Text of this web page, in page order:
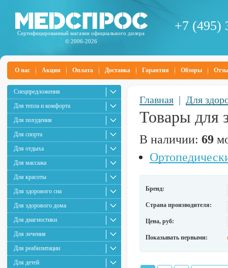
Сертифицированный магазин официального дилера
© 2006-2026
+7 (495)
О нас Акции Оплата Доставка Гарантия Обзоры
Спецпредложения
Для тепла и комфорта
Для похудения
Для спорта
Для отдыха
Для массажа
Для красоты
Для здорового сна
Для здорового дома
Для диагностики
Для лечения
Для реабилитации
Для детей
Главная | Для
Товары для
В наличии: 69
Бренд:
Страна производителя:
Цена, руб:
Показывать первыми: